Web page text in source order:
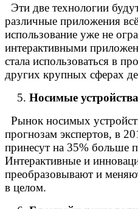
Эти две технологии
различные приложения
использование уже не
интерактивными
стала использоваться в
других крупных сферах
Носимые устройства
Рынок носимых
прогнозам экспертов, в
принесут на 35% больше
Интерактивные и
преобразовывают и
в целом.